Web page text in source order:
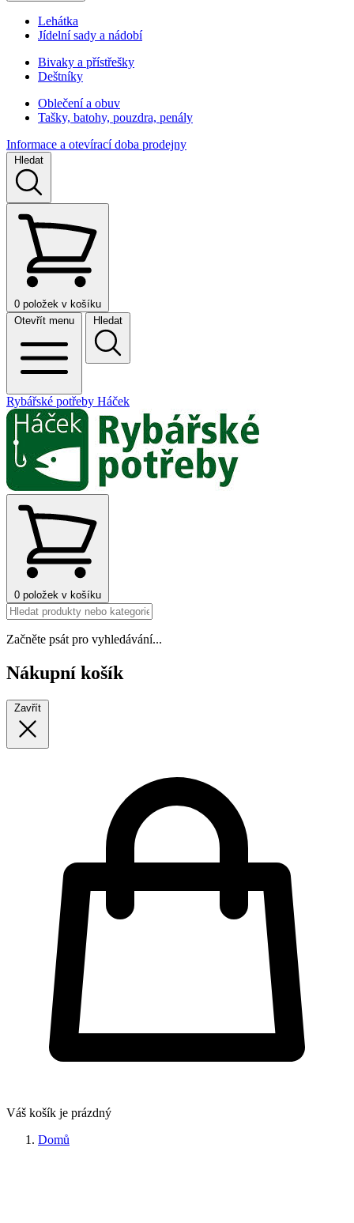
Lehátka
Jídelní sady a nádobí
Bivaky a přístřešky
Deštníky
Oblečení a obuv
Tašky, batohy, pouzdra, penály
Informace a otevírací doba prodejny
Hledat
0 položek v košíku
Otevřít menu
Hledat
Rybářské potřeby Háček
0 položek v košíku
Začněte psát pro vyhledávání...
Nákupní košík
Zavřít
Váš košík je prázdný
Domů